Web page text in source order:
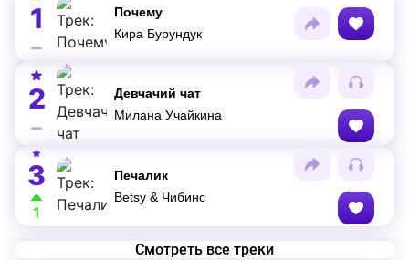
1
Почему
Кира Бурундук
2
Девчачий чат
Милана Учайкина
3
1
Печалик
Betsy & Чибинс
Смотреть все треки